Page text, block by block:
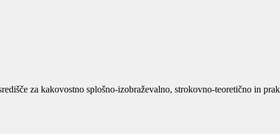
za kakovostno splošno-izobraževalno, strokovno-teoretično in